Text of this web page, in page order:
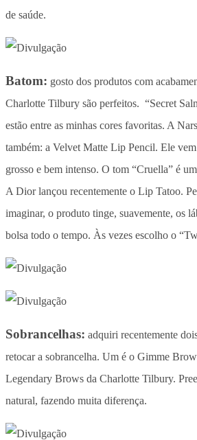
de saúde.
Batom: gosto dos produtos com
Charlotte Tilbury são perfeitos. “Secret
estão entre as minhas cores favoritas. A
também: a Velvet Matte Lip Pencil. Ele
grosso e bem intenso. O tom “Cruella” é
A Dior lançou recentemente o Lip Tatoo.
imaginar, o produto tinge, suavemente, os
bolsa todo o tempo. Às vezes escolho o
Sobrancelhas: adquiri recentemente
retocar a sobrancelha. Um é o Gimme
Legendary Brows da Charlotte Tilbury.
natural, fazendo muita diferença.